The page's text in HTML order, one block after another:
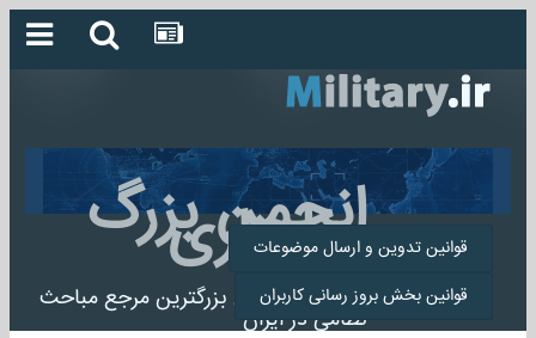
انجمن بزرگ
میلیتاری
انجمن میلیتاری بزرگترین مرجع مباحث
نظامی در ایران
قوانین تدوین و ارسال موضوعات
قوانین بخش بروز رسانی کاربران